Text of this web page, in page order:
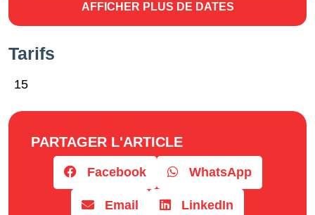
AFFICHER PLUS DE DATES
Tarifs
15
PARTAGER L'ARTICLE
Facebook WhatsApp
Email LinkedIn